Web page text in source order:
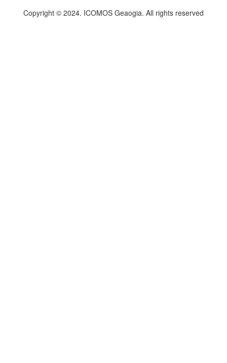
Copyright © 2024. ICOMOS Geaogia. All rights reserved